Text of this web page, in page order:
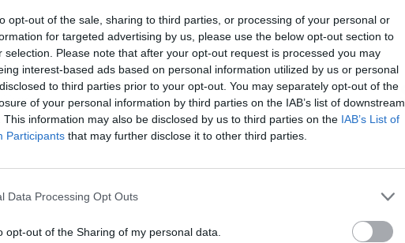
opt-out of the sale, sharing to third parties, or processing of your personal or
for targeted advertising by us, please use the below opt-out section to
selection. Please note that after your opt-out request is processed you may
interest-based ads based on personal information utilized by us or personal
to third parties prior to your opt-out. You may separately opt-out of the
of your personal information by third parties on the IAB’s list of downstream
This information may also be disclosed by us to third parties on the IAB’s List of
Participants that may further disclose it to other third parties.
Data Processing Opt Outs
opt-out of the Sharing of my personal data.